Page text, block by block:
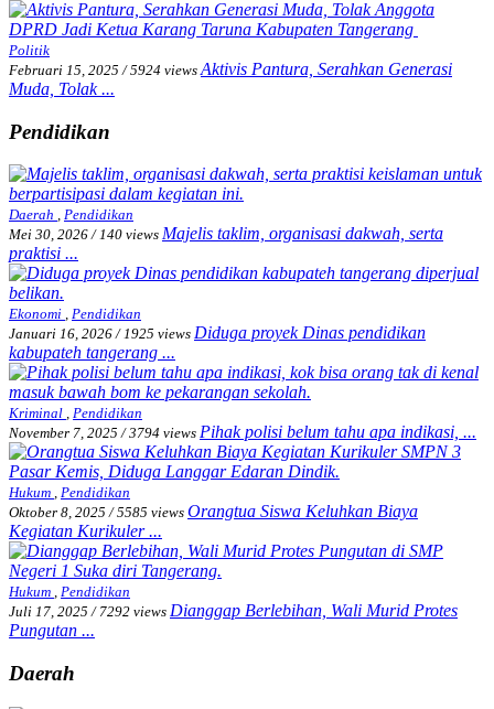
Politik
Februari 15, 2025 / 5924 views Aktivis Pantura, Serahkan Generasi
Muda, Tolak ...
Pendidikan
Daerah , Pendidikan
Mei 30, 2026 / 140 views Majelis taklim, organisasi dakwah, serta
praktisi ...
Ekonomi , Pendidikan
Januari 16, 2026 / 1925 views Diduga proyek Dinas pendidikan
kabupateh tangerang ...
Kriminal , Pendidikan
November 7, 2025 / 3794 views Pihak polisi belum tahu apa indikasi, ...
Hukum , Pendidikan
Oktober 8, 2025 / 5585 views Orangtua Siswa Keluhkan Biaya
Kegiatan Kurikuler ...
Hukum , Pendidikan
Juli 17, 2025 / 7292 views Dianggap Berlebihan, Wali Murid Protes
Pungutan ...
Daerah